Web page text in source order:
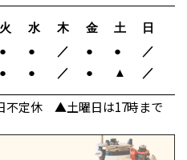
火 水 木 金 土 日
● ● ／ ● ● ／
● ● ／ ● ▲ ／
不定休 ▲土曜日は17時まで